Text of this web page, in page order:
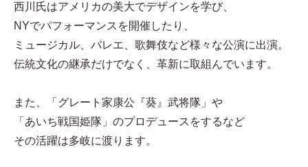
西川氏はアメリカの美大でデザインを学び、
NYでパフォーマンスを開催したり、
ミュージカル、バレエ、歌舞伎など様々な公演に出演。
伝統文化の継承だけでなく、革新に取組んでいます。
また、「グレート家康公『葵』武将隊」や
「あいち戦国姫隊」のプロデュースをするなど
その活躍は多岐に渡ります。